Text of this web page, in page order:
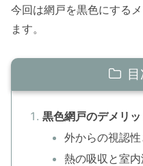
今回は網戸を黒色にする
ます。
黒色網戸のデメリッ
外からの視認
熱の吸収と室